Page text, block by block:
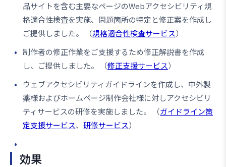
品サイトを含む主要なページのWebアクセシビリティ規
格適合性検査を実施、問題箇所の特定と修正案を作成し
ご提供しました。 （規格適合性検査サービス）
制作者の修正作業をご支援するため修正解説書を作成
し、ご提供しました。 （修正支援サービス）
ウェブアクセシビリティガイドラインを作成し、中外製
薬様およびホームページ制作会社様に対しアクセシビリ
ティサービスの研修を実施しました。 （ガイドライン策
定支援サービス、 研修サービス）
効果